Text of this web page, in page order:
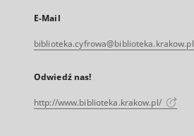
E-Mail
biblioteka.cyfrowa@biblioteka.krakow.pl
Odwiedź nas!
http://www.biblioteka.krakow.pl/